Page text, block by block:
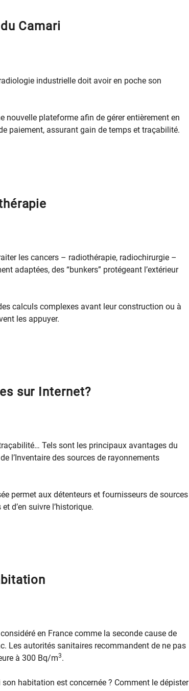
Camari
industrielle doit avoir en poche son
nouvelle plateforme afin de gérer entièrement en
paiement, assurant gain de temps et traçabilité.
les cancers – radiothérapie, radiochirurgie –
adaptées, des “bunkers” protégeant l’extérieur
calculs complexes avant leur construction ou à
les appuyer.
sur Internet?
Tels sont les principaux avantages du
l’Inventaire des sources de rayonnements
permet aux détenteurs et fournisseurs de sources
d’en suivre l’historique.
en France comme la seconde cause de
Les autorités sanitaires recommandent de ne pas
à 300 Bq/m3.
habitation est concernée ? Comment le dépister